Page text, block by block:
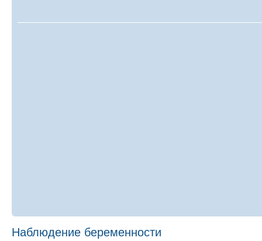
Наблюдение беременности